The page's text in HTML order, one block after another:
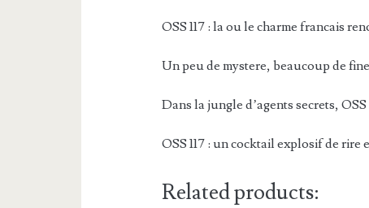
OSS 117 : la ou le charme francais
Un peu de mystere, beaucoup de
Dans la jungle d’agents secrets, OSS
OSS 117 : un cocktail explosif de rire
Related products: